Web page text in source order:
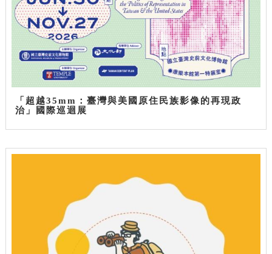
「超越35mm：臺灣與美國原住民族影像的再現政
治」國際巡迴展